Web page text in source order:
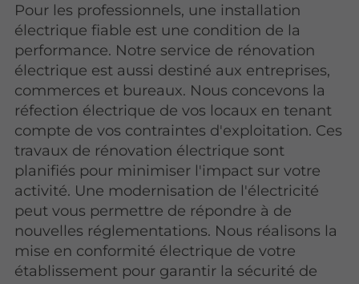
Pour les professionnels, une installation
électrique fiable est une condition de la
performance. Notre service de rénovation
électrique est aussi destiné aux entreprises,
commerces et bureaux. Nous concevons la
réfection électrique de vos locaux en tenant
compte de vos contraintes d'exploitation. Ces
travaux de rénovation électrique sont
planifiés pour minimiser l'impact sur votre
activité. Une modernisation de l'électricité
peut vous permettre de répondre à de
nouvelles réglementations. Nous réalisons la
mise en conformité électrique de votre
établissement pour garantir la sécurité de